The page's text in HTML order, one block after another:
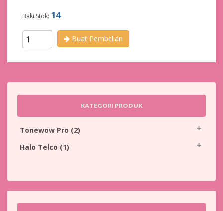
Baki Stok: 14
Buat Pembelian
KATEGORI PRODUK
Tonewow Pro (2)
Halo Telco (1)